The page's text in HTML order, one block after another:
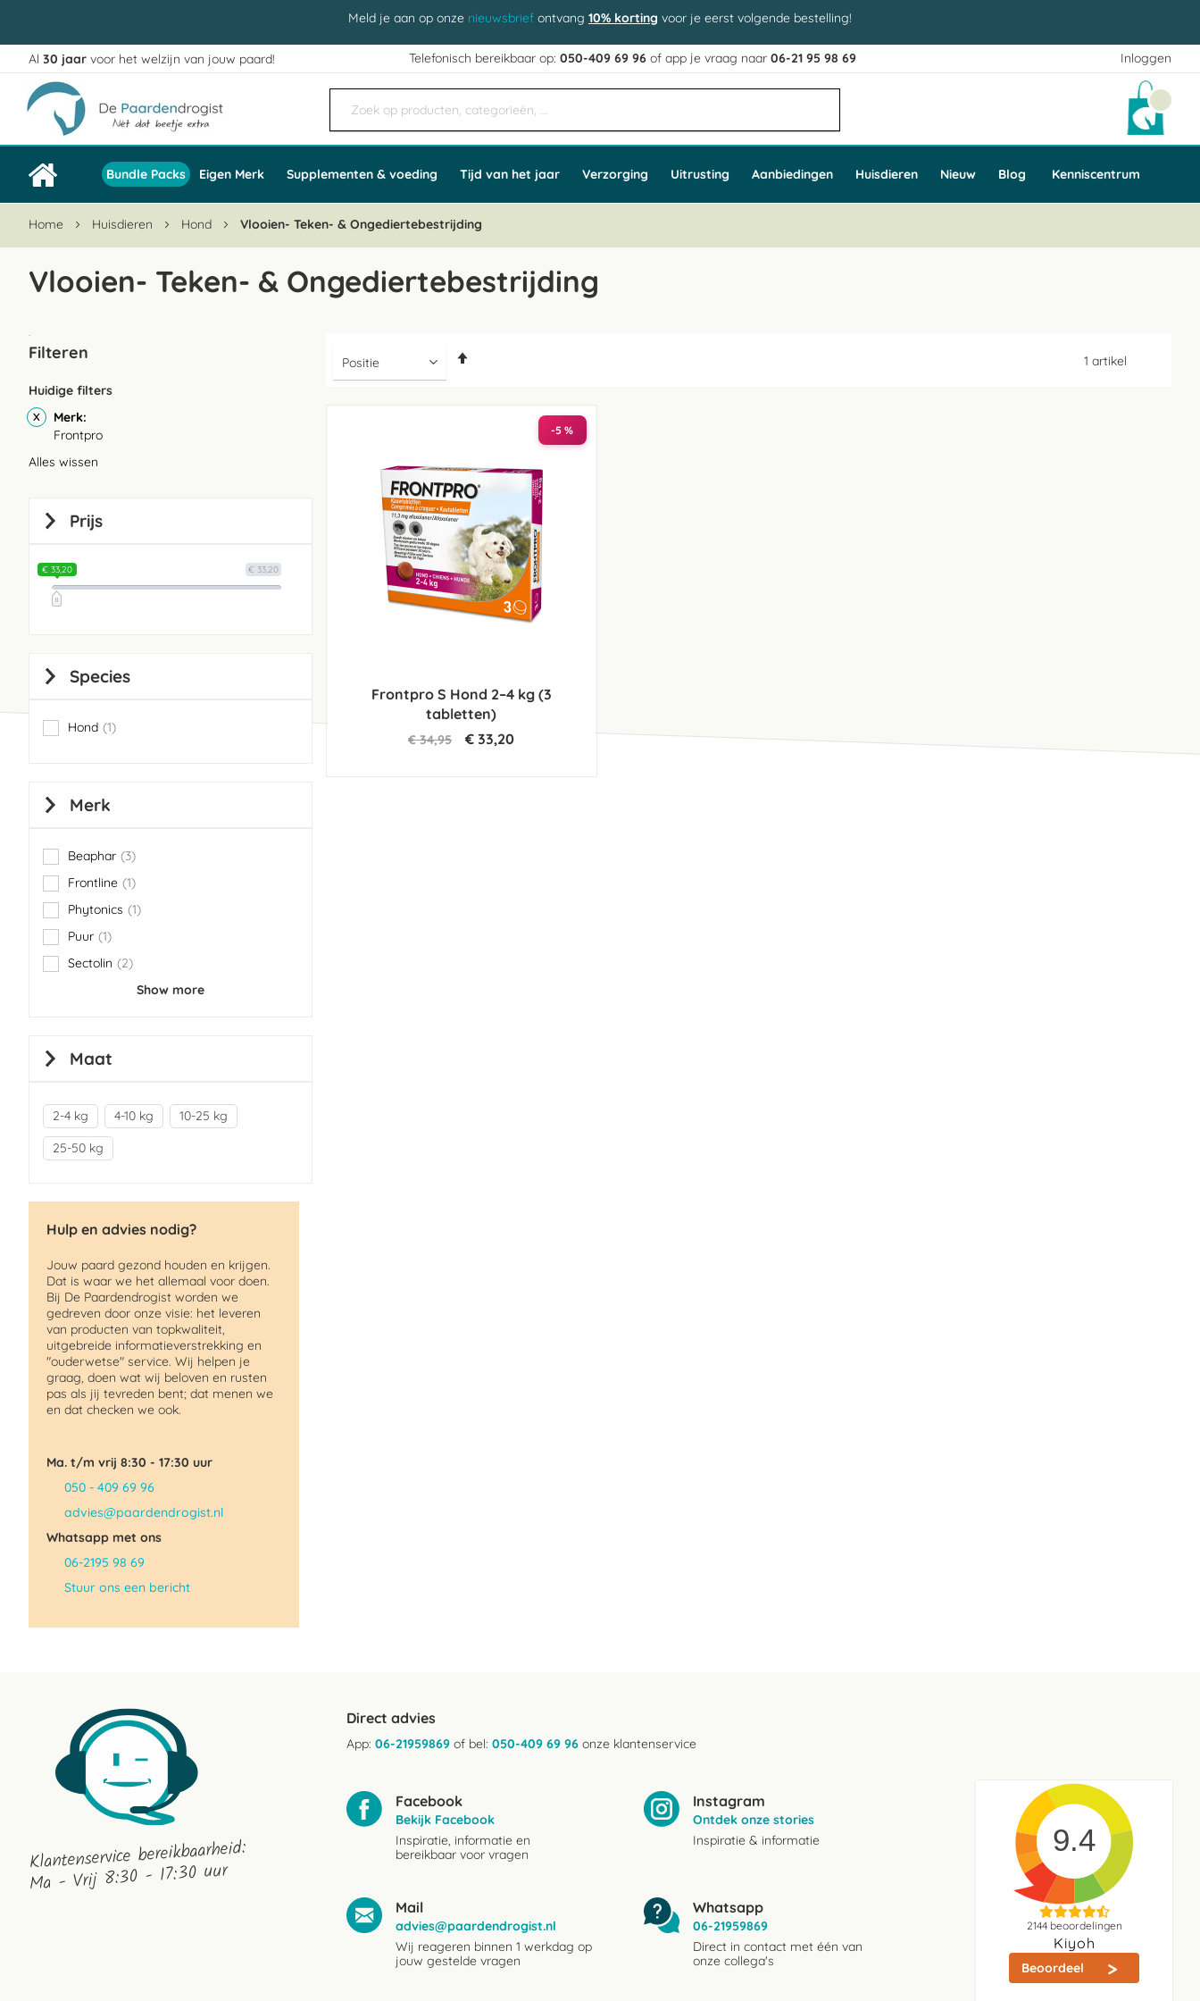
Meld je aan op onze nieuwsbrief ontvang 10% korting voor je eerst volgende bestelling!
Inloggen
Ga
naar
de
inhoud
Al 30 jaar voor het welzijn van jouw paard! Telefonisch bereikbaar op:050-409 69 96 of app je vraag naar06-21 95 98 69
Bundle Packs Eigen Merk Supplementen & voeding Tijd van het jaar Verzorging Uitrusting Aanbiedingen Huisdieren Nieuw Blog Kenniscentrum
Home Huisdieren Hond Vlooien- Teken- & Ongediertebestrijding
Vlooien- Teken- & Ongediertebestrijding
1 artikel
-5 %
Frontpro S Hond 2–4 kg (3
tabletten)
€ 34,95 € 33,20
Filteren
Huidige filters
Merk
Frontpro
Alles wissen
Prijs
€ 33,20
€ 33,20
Species
Hond 1
item
Merk
Beaphar 3
items
Frontline 1
item
Phytonics
1
item
Puur 1
item
Sectolin
2
items
Show more
Maat
2-4 kg 4-10 kg
10-25 kg
25-50 kg
Hulp en advies nodig?
Jouw paard gezond houden en krijgen.
Dat is waar we het allemaal voor doen.
Bij De Paardendrogist worden we
gedreven door onze visie: het leveren
van producten van topkwaliteit,
uitgebreide informatieverstrekking en
"ouderwetse" service. Wij helpen je
graag, doen wat wij beloven en rusten
pas als jij tevreden bent; dat menen we
en dat checken we ook.
Ma. t/m vrij 8:30 - 17:30 uur
050 - 409 69 96
advies@paardendrogist.nl
Whatsapp met ons
06-2195 98 69
Stuur ons een bericht
Klantenservice bereikbaarheid:
Ma - Vrij 8:30 - 17:30 uur
Direct advies
App: 06-21959869 of bel: 050-409 69 96 onze klantenservice
Facebook
Bekijk Facebook
Inspiratie, informatie en
bereikbaar voor vragen
Instagram
Ontdek onze stories
Inspiratie & informatie
Mail
advies@paardendrogist.nl
Wij reageren binnen 1 werkdag op
jouw gestelde vragen
Whatsapp
06-21959869
Direct in contact met één van
onze collega's
9.4
2144beoordelingen
Kiyoh
Beoordeel